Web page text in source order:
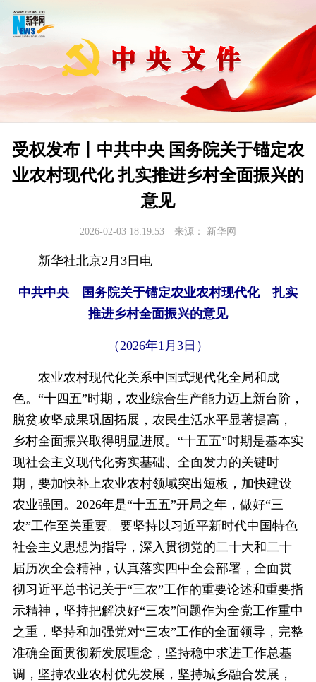
受权发布丨中共中央 国务院关于锚定农
业农村现代化 扎实推进乡村全面振兴的
意见
2026-02-03 18:19:53 来源： 新华网
新华社北京2月3日电
中共中央 国务院关于锚定农业农村现代化 扎实
推进乡村全面振兴的意见
（2026年1月3日）
农业农村现代化关系中国式现代化全局和成
色。“十四五”时期，农业综合生产能力迈上新台阶，
脱贫攻坚成果巩固拓展，农民生活水平显著提高，
乡村全面振兴取得明显进展。“十五五”时期是基本实
现社会主义现代化夯实基础、全面发力的关键时
期，要加快补上农业农村领域突出短板，加快建设
农业强国。2026年是“十五五”开局之年，做好“三
农”工作至关重要。要坚持以习近平新时代中国特色
社会主义思想为指导，深入贯彻党的二十大和二十
届历次全会精神，认真落实四中全会部署，全面贯
彻习近平总书记关于“三农”工作的重要论述和重要指
示精神，坚持把解决好“三农”问题作为全党工作重中
之重，坚持和加强党对“三农”工作的全面领导，完整
准确全面贯彻新发展理念，坚持稳中求进工作总基
调，坚持农业农村优先发展，坚持城乡融合发展，